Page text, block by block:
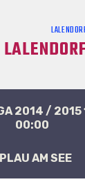
2014 /
00:00
PLAU AM SEE